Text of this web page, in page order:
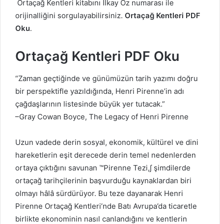
Ortaçağ Kentleri kitabını İlkay Öz numarası ile
orijinalliğini sorgulayabilirsiniz. Ortaçağ Kentleri PDF
Oku.
Ortaçağ Kentleri PDF Oku
“Zaman geçtiğinde ve günümüzün tarih yazımı doğru
bir perspektifle yazıldığında, Henri Pirenne’in adı
çağdaşlarının listesinde büyük yer tutacak.”
–Gray Cowan Boyce, The Legacy of Henri Pirenne
Uzun vadede derin sosyal, ekonomik, kültürel ve dini
hareketlerin eşit derecede derin temel nedenlerden
ortaya çıktığını savunan ™Pirenne Tezi,∫ şimdilerde
ortaçağ tarihçilerinin başvurduğu kaynaklardan biri
olmayı hâlâ sürdürüyor. Bu teze dayanarak Henri
Pirenne Ortaçağ Kentleri’nde Batı Avrupa’da ticaretle
birlikte ekonominin nasıl canlandığını ve kentlerin